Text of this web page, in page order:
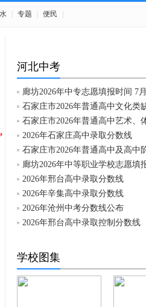
专题 便民
河北中考
廊坊2026年中专志愿填报时间 7
石家庄市2026年普通高中文化类
石家庄市2026年普通高中艺术、
2026年石家庄高中录取分数线
石家庄市2026年普通高中及高中
廊坊2026年中等职业学校志愿填
2026年邢台高中录取分数线
2026年辛集高中录取分数线
2026年沧州中考分数线公布
2026年邢台高中录取控制分数线
学校图集